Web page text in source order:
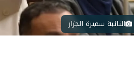
النائبة سميرة الجزار